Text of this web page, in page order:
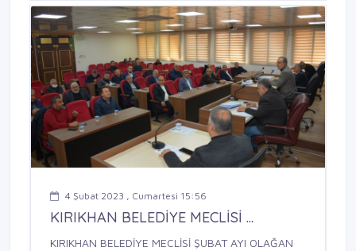
4 Şubat 2023 , Cumartesi 15:56
KIRIKHAN BELEDİYE MECLİSİ ...
KIRIKHAN BELEDİYE MECLİSİ ŞUBAT AYI OLAĞAN